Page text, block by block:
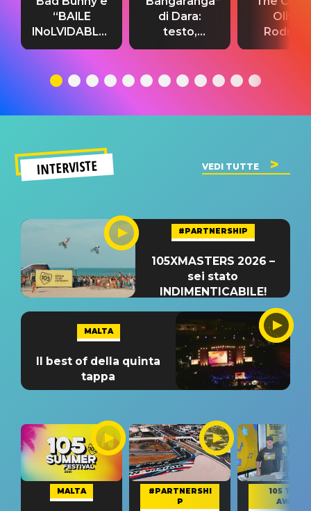
“BAILE
INoLVIDABLE”:
testo,
significato
di Dara:
testo,
traduzione e
del singolo
Olivia
testo,
INTERVISTE VEDI TUTTE
#PARTNERSHIP
105XMASTERS 2026 –
sei stato
INDIMENTICABILE!
MALTA
Il best of della quinta
tappa
MALTA
#PARTNERSHI
P
105 TAKE
AWAY